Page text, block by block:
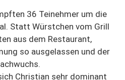
36 Teinehmer um die
Statt Würstchen vom Grill
aus dem Restaurant,
so ausgelassen und der
Christian sehr dominant